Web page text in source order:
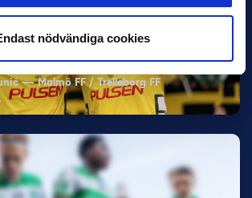
nödvändiga cookies
med förflutet i Allsvenskan
— Malmö FF / Trelleborg FF